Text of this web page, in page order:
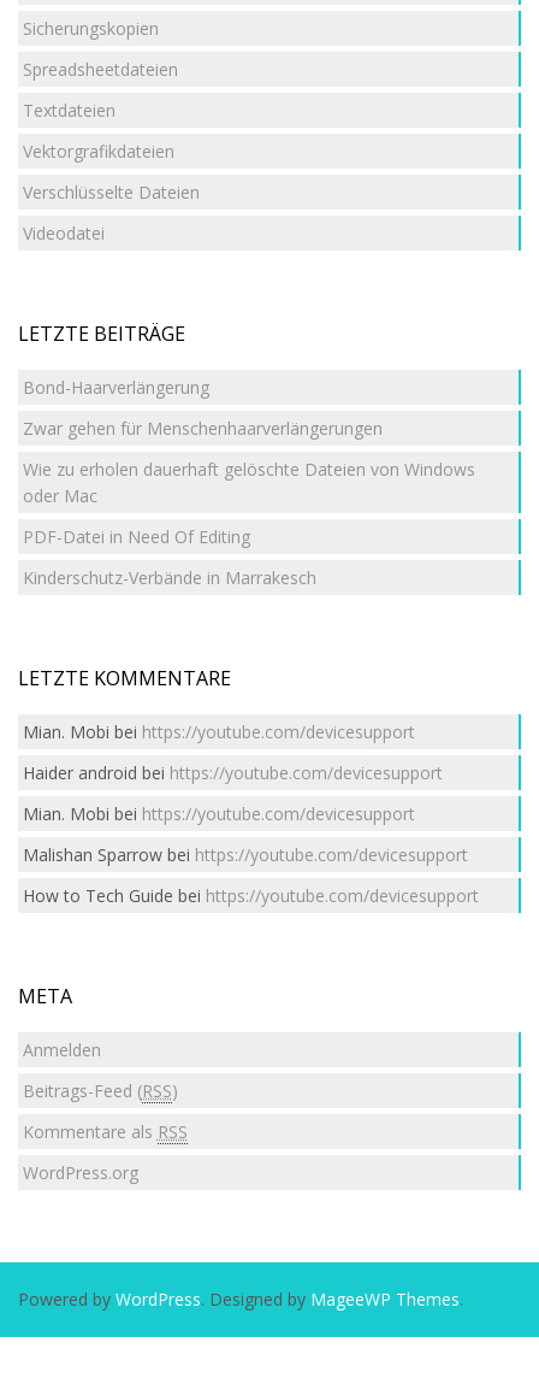
Sicherungskopien
Spreadsheetdateien
Textdateien
Vektorgrafikdateien
Verschlüsselte Dateien
Videodatei
LETZTE BEITRÄGE
Bond-Haarverlängerung
Zwar gehen für Menschenhaarverlängerungen
Wie zu erholen dauerhaft gelöschte Dateien von Windows
oder Mac
PDF-Datei in Need Of Editing
Kinderschutz-Verbände in Marrakesch
LETZTE KOMMENTARE
Mian. Mobi bei https://youtube.com/devicesupport
Haider android bei https://youtube.com/devicesupport
Mian. Mobi bei https://youtube.com/devicesupport
Malishan Sparrowbei https://youtube.com/devicesupport
How to Tech Guide bei https://youtube.com/devicesupport
META
Anmelden
Beitrags-Feed (RSS)
Kommentare als RSS
WordPress.org
Powered by WordPress. Designed by MageeWP Themes.